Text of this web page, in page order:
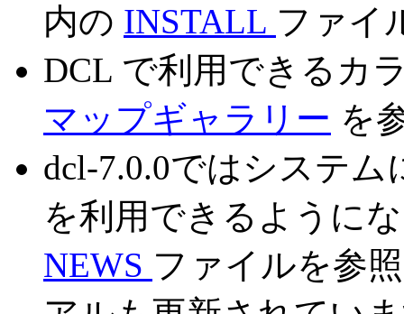
内の INSTALL ファイ
DCL で利用できるカ
マップギャラリー を
dcl-7.0.0ではシステ
を利用できるように
NEWS ファイルを参